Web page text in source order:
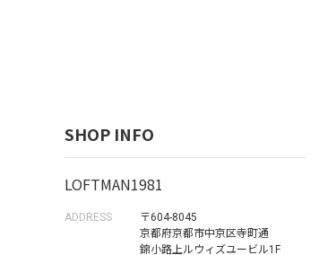
SHOP INFO
LOFTMAN1981
ADDRESS
〒604-8045
京都府京都市中京区寺町通
錦小路上ルウィズユービル1F